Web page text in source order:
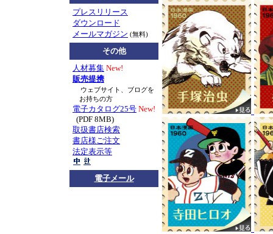
プレスリリース
ダウンロード
メールマガジン (無料)
その他
人材募集 New!
販売提携
ウェブサイト、ブログを
お持ちの方
電子カタログ25号 New!
(PDF 8MB)
取扱書店検索
書店様ご注文
法定表示等
電子メール
たかを先生や劇画に
て気づいたこと。想
マンガショップ刊行
組内容とリンクす
ド』もぜひご一読く
戦後70年―。戦記漫
2015年7月新刊『黄
お知らせ ロボダッチ
コチラをご覧くださ
プレスリリース4月7
版－』
が取り上げられまし
思い出などが語られ